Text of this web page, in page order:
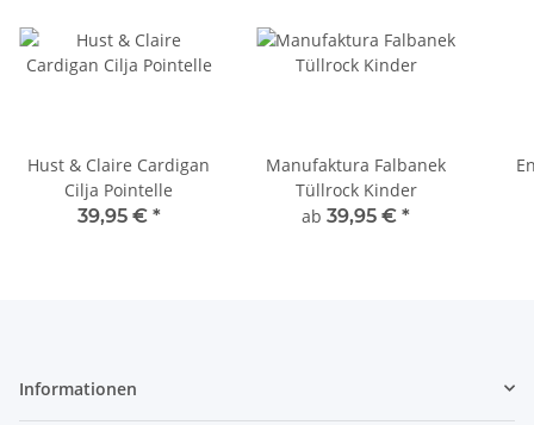
Hust & Claire Cardigan
Cilja Pointelle
39,95 € *
Manufaktura Falbanek
Tüllrock Kinder
ab 39,95 € *
Informationen